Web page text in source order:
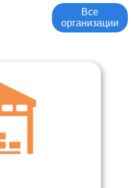
Все
организации